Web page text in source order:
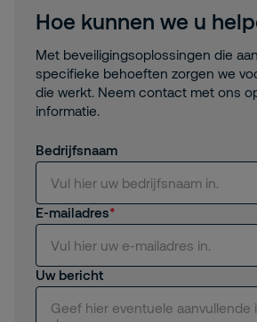
Hoe kunnen we u
Met beveiligingsoplossingen die
specifieke behoeften zorgen we
die werkt. Neem contact met ons
informatie.
Bedrijfsnaam
E-mailadres
Uw bericht